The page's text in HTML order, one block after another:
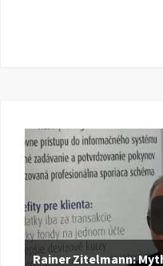
Rainer Zitelmann: